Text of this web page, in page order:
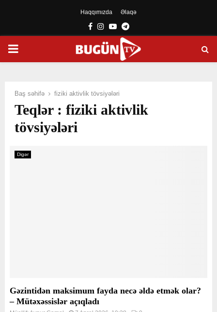
Haqqımızda Əlaqə
Facebook
Instagram
YoutubeTelegram
PRIMARY
Baş səhifə fiziki aktivlik tövsiyələri
Teqlər : fiziki aktivlik
tövsiyələri
Digər
Gəzintidən maksimum fayda necə əldə etmək olar?
– Mütəxəssislər açıqladı